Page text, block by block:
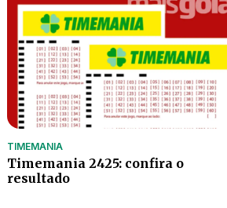
TIMEMANIA
Timemania 2425: confira o
resultado